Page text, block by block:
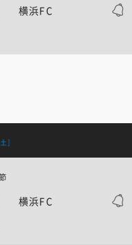
横浜FC
]
横浜FC